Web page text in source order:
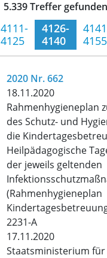
5.339 Treffer gefunden
4111-
4125
4126-
4140
4155
2020 Nr. 662
18.11.2020
Rahmenhygieneplan
des Schutz- und
die
Heilpädagogische
der jeweils geltenden
(Rahmenhygieneplan
2231-A
17.11.2020
Staatsministerium für